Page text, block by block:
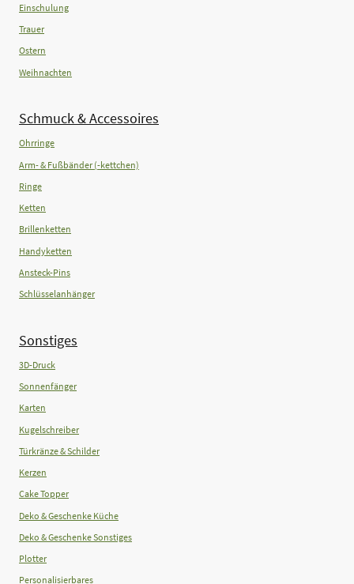
Einschulung
Trauer
Ostern
Weihnachten
Schmuck & Accessoires
Ohrringe
Arm- & Fußbänder (-kettchen)
Ringe
Ketten
Brillenketten
Handyketten
Ansteck-Pins
Schlüsselanhänger
Sonstiges
3D-Druck
Sonnenfänger
Karten
Kugelschreiber
Türkränze & Schilder
Kerzen
Cake Topper
Deko & Geschenke Küche
Deko & Geschenke Sonstiges
Plotter
Personalisierbares